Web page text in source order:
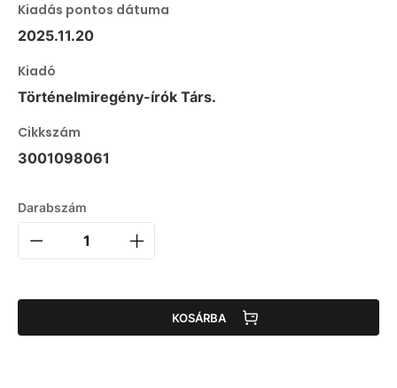
Kiadás pontos dátuma
2025.11.20
Kiadó
Történelmiregény-írók Társ.
Cikkszám
3001098061
Darabszám
KOSÁRBA